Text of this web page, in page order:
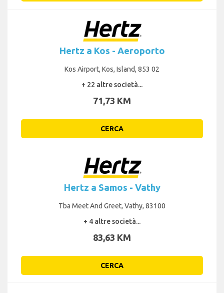
Hertz a Kos - Aeroporto
Kos Airport, Kos, Island, 853 02
+ 22 altre società...
71,73 KM
CERCA
Hertz a Samos - Vathy
Tba Meet And Greet, Vathy, 83100
+ 4 altre società...
83,63 KM
CERCA